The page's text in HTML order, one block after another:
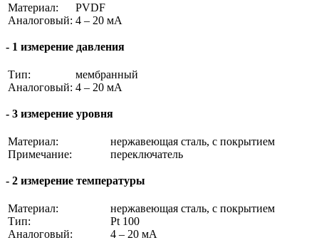
Материал:
Аналоговый:
PVDF
4 – 20 мА
- 1 измерение давления
Тип:
Аналоговый:
мембранный
4 – 20 мА
- 3 измерение уровня
Материал:
Примечание:
нержавеющая сталь, с покрытием
переключатель
- 2 измерение температуры
Материал:
Тип:
Аналоговый:
нержавеющая сталь, с покрытием
Pt 100
4 – 20 мА